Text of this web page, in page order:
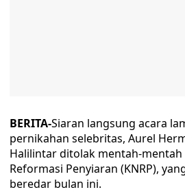
BERITA-Siaran langsung acara
pernikahan selebritas, Aurel
Halilintar ditolak mentah-mentah
Reformasi Penyiaran (KNRP),
beredar bulan ini.